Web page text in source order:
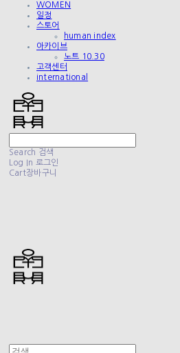
WOMEN
일정
스토어
human index
아카이브
노트 10.30
고객센터
international
Search 검색
Log In 로그인
Cart장바구니